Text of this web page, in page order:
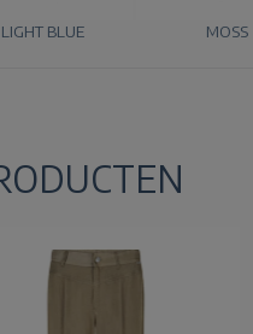
LIGHT BLUE MOSS